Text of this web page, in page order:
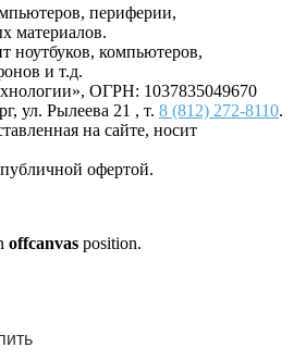
периферии,
материалов.
ноутбуков, компьютеров,
и т.д.
, ОГРН: 1037835049670
, ул. Рылеева 21 , т. 8 (812) 272-8110.
на сайте, носит
публичной офертой.
offcanvas position.